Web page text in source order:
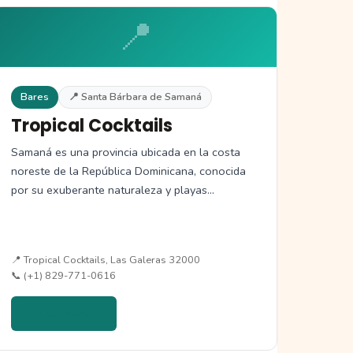
📍
Bares 📍 Santa Bárbara de Samaná
Tropical Cocktails
Samaná es una provincia ubicada en la costa
noreste de la República Dominicana, conocida
por su exuberante naturaleza y playas…
📍 Tropical Cocktails, Las Galeras 32000
📞 (+1) 829-771-0616